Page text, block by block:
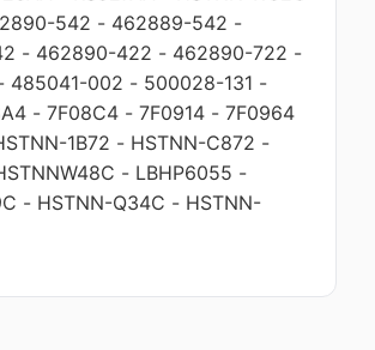
542 - 462889-542 -
- 462890-422 - 462890-722 -
485041-002 - 500028-131 -
- 7F08C4 - 7F0914 - 7F0964
1B72 - HSTNN-C872 -
- LBHP6055 -
- HSTNN-Q34C - HSTNN-